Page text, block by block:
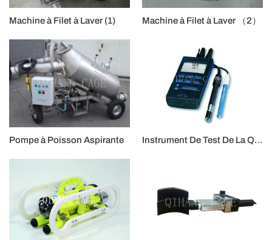
Machine à Filet à Laver (1) Machine à Filet à Laver （2）
Pompe à Poisson Aspirante Instrument De Test De La Qualité De l'eau